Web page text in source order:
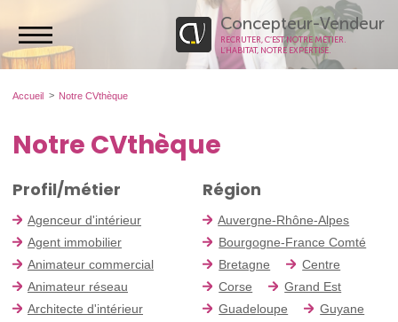
Concepteur-Vendeur
RECRUTER, C’EST NOTRE MÉTIER.
L’HABITAT, NOTRE EXPERTISE.
Accueil Notre CVthèque
Notre CVthèque
Profil/métier
Agenceur d'intérieur
Agent immobilier
Animateur commercial
Animateur réseau
Architecte d'intérieur
Région
Auvergne-Rhône-Alpes
Bourgogne-France Comté
Bretagne
Centre
Corse
Grand Est
Guadeloupe
Guyane